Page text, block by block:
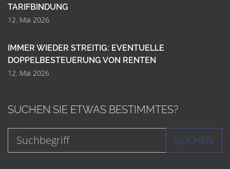
TARIFBINDUNG
12. Mai 2026
IMMER WIEDER STREITIG: EVENTUELLE
DOPPELBESTEUERUNG VON RENTEN
12. Mai 2026
SUCHEN SIE ETWAS BESTIMMTES?
SUCHEN